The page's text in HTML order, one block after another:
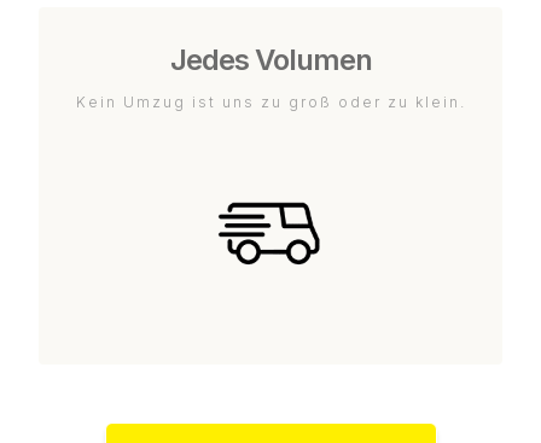
Jedes Volumen
Kein Umzug ist uns zu groß oder zu klein.